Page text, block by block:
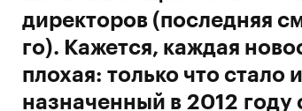
директоров (последняя
го). Кажется, каждая
плохая: только что стало
назначенный в 2012 году